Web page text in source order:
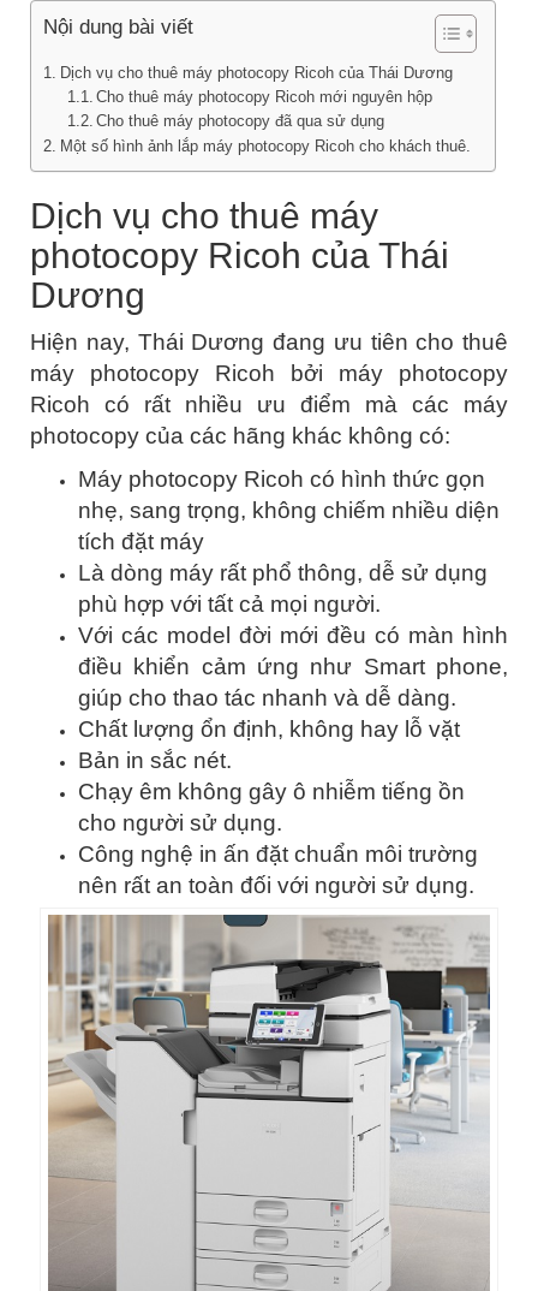
Nội dung bài viết
Dịch vụ cho thuê máy photocopy Ricoh của Thái Dương
Cho thuê máy photocopy Ricoh mới nguyên hộp
Cho thuê máy photocopy đã qua sử dụng
Một số hình ảnh lắp máy photocopy Ricoh cho khách thuê.
Dịch vụ cho thuê máy
photocopy Ricoh của Thái
Dương
Hiện nay, Thái Dương đang ưu tiên cho thuê
máy photocopy Ricoh bởi máy photocopy
Ricoh có rất nhiều ưu điểm mà các máy
photocopy của các hãng khác không có:
Máy photocopy Ricoh có hình thức gọn
nhẹ, sang trọng, không chiếm nhiều diện
tích đặt máy
Là dòng máy rất phổ thông, dễ sử dụng
phù hợp với tất cả mọi người.
Với các model đời mới đều có màn hình
điều khiển cảm ứng như Smart phone,
giúp cho thao tác nhanh và dễ dàng.
Chất lượng ổn định, không hay lỗ vặt
Bản in sắc nét.
Chạy êm không gây ô nhiễm tiếng ồn
cho người sử dụng.
Công nghệ in ấn đặt chuẩn môi trường
nên rất an toàn đối với người sử dụng.